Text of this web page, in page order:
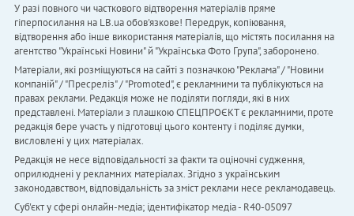
У разі повного чи часткового відтворення матеріалів пряме
гіперпосилання на LB.ua обов'язкове! Передрук, копіювання,
відтворення або інше використання матеріалів, що містять посилання на
агентство "Українськi Новини" й "Українська Фото Група", заборонено.
Матеріали, які розміщуються на сайті з позначкою "Реклама" / "Новини
компаній" / "Пресреліз" / "Promoted", є рекламними та публікуються на
правах реклами. Редакція може не поділяти погляди, які в них
представлені. Матеріали з плашкою СПЕЦПРОЄКТ є рекламними, проте
редакція бере участь у підготовці цього контенту і поділяє думки,
висловлені у цих матеріалах.
Редакція не несе відповідальності за факти та оціночні судження,
оприлюднені у рекламних матеріалах. Згідно з українським
законодавством, відповідальність за зміст реклами несе рекламодавець.
Cуб'єкт у сфері онлайн-медіа; ідентифікатор медіа - R40-05097